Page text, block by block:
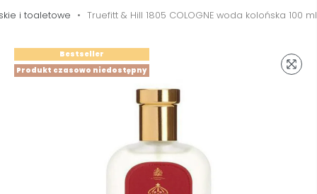
i toaletowe Truefitt & Hill 1805 COLOGNE woda kolońska 100 ml
Produkt czasowo niedostępny
Bestseller